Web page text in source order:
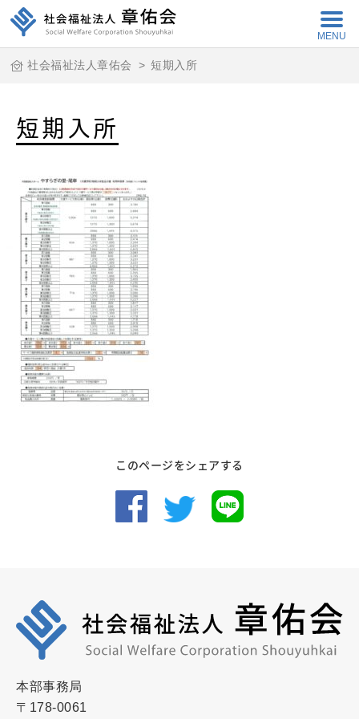
MENU
社会福祉法人章佑会 > 短期入所
短期入所
このページをシェアする
本部事務局
〒178-0061